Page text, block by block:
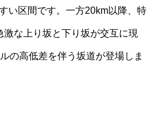
い区間です。一方20km以降、特
激な上り坂と下り坂が交互に現
の高低差を伴う坂道が登場しま